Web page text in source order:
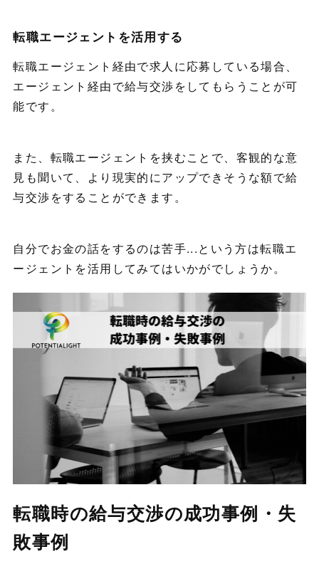
転職エージェントを活用する
転職エージェント経由で求人に応募している場合、
エージェント経由で給与交渉をしてもらうことが可
能です。
また、転職エージェントを挟むことで、客観的な意
見も聞いて、より現実的にアップできそうな額で給
与交渉をすることができます。
自分でお金の話をするのは苦手...という方は転職エ
ージェントを活用してみてはいかがでしょうか。
転職時の給与交渉の成功事例・失
敗事例